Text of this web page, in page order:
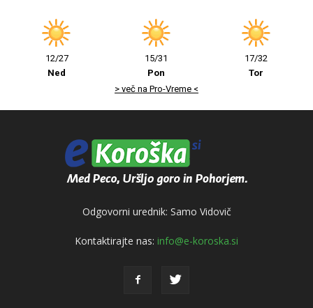
12/27
Ned
15/31
Pon
17/32
Tor
> več na Pro-Vreme <
Odgovorni urednik: Samo Vidovič
Kontaktirajte nas: info@e-koroska.si